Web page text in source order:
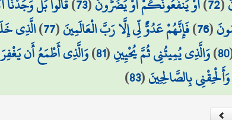
(
76
)فَإِنَّهُمْ عَدُوٌّ لِّي إِلَّا رَبَّ الْعَالَمِينَ(
77
)الَّذِي
80
)وَالَّذِي يُمِيتُنِي ثُمَّ يُحْيِينِ(
81
)وَالَّذِي أَطْمَعُ أَن
بِالصَّالِحِينَ(
83
)